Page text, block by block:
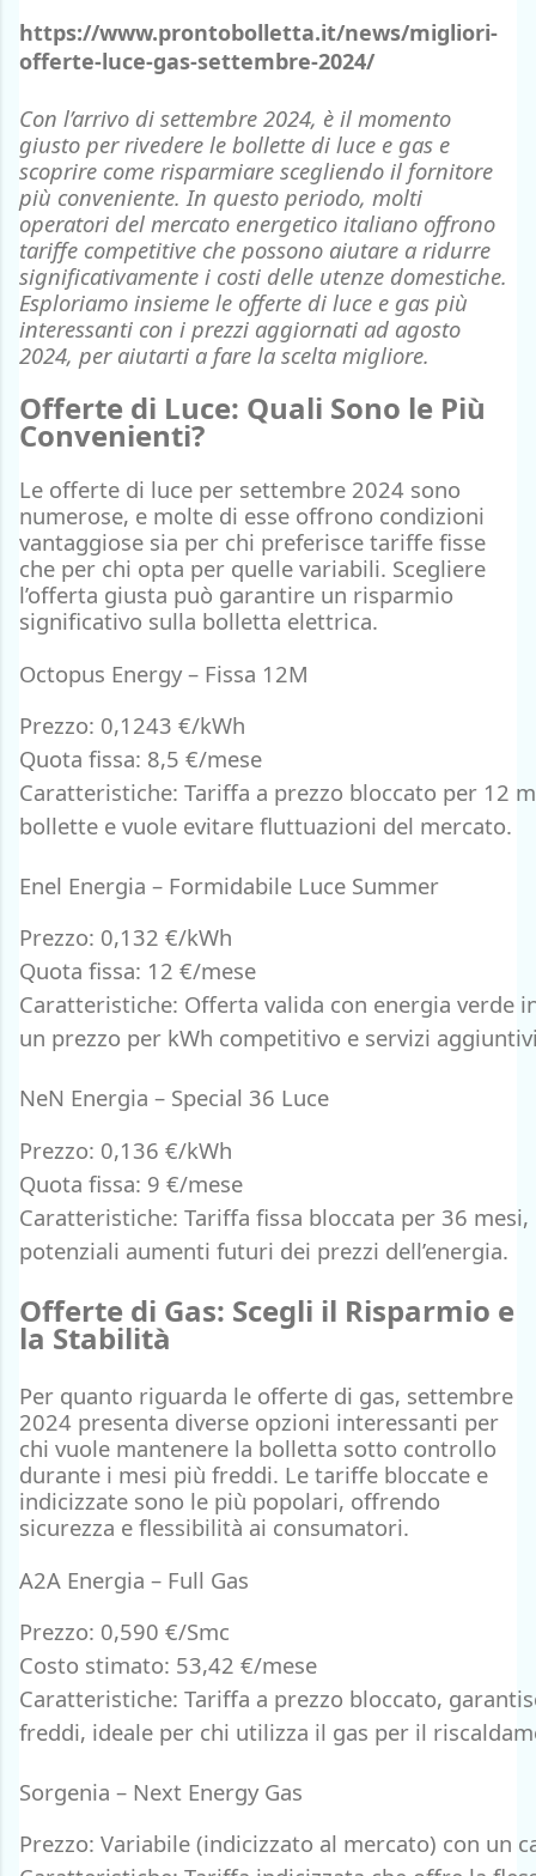
https://www.prontobolletta.it/news/migliori-
offerte-luce-gas-settembre-2024/
Con l’arrivo di settembre 2024, è il momento
giusto per rivedere le bollette di luce e gas e
scoprire come risparmiare scegliendo il fornitore
più conveniente. In questo periodo, molti
operatori del mercato energetico italiano offrono
tariffe competitive che possono aiutare a ridurre
significativamente i costi delle utenze domestiche.
Esploriamo insieme le offerte di luce e gas più
interessanti con i prezzi aggiornati ad agosto
2024, per aiutarti a fare la scelta migliore.
Offerte di Luce: Quali Sono le Più
Convenienti?
Le offerte di luce per settembre 2024 sono
numerose, e molte di esse offrono condizioni
vantaggiose sia per chi preferisce tariffe fisse
che per chi opta per quelle variabili. Scegliere
l’offerta giusta può garantire un risparmio
significativo sulla bolletta elettrica.
Octopus Energy – Fissa 12M
Prezzo: 0,1243 €/kWh
Quota fissa: 8,5 €/mese
Caratteristiche: Tariffa a prezzo bloccato per 12
bollette e vuole evitare fluttuazioni del mercato.
Enel Energia – Formidabile Luce Summer
Prezzo: 0,132 €/kWh
Quota fissa: 12 €/mese
Caratteristiche: Offerta valida con energia verde
un prezzo per kWh competitivo e servizi
NeN Energia – Special 36 Luce
Prezzo: 0,136 €/kWh
Quota fissa: 9 €/mese
Caratteristiche: Tariffa fissa bloccata per 36
potenziali aumenti futuri dei prezzi dell’energia.
Offerte di Gas: Scegli il Risparmio e
la Stabilità
Per quanto riguarda le offerte di gas, settembre
2024 presenta diverse opzioni interessanti per
chi vuole mantenere la bolletta sotto controllo
durante i mesi più freddi. Le tariffe bloccate e
indicizzate sono le più popolari, offrendo
sicurezza e flessibilità ai consumatori.
A2A Energia – Full Gas
Prezzo: 0,590 €/Smc
Costo stimato: 53,42 €/mese
Caratteristiche: Tariffa a prezzo bloccato,
freddi, ideale per chi utilizza il gas per il
Sorgenia – Next Energy Gas
Prezzo: Variabile (indicizzato al mercato) con un